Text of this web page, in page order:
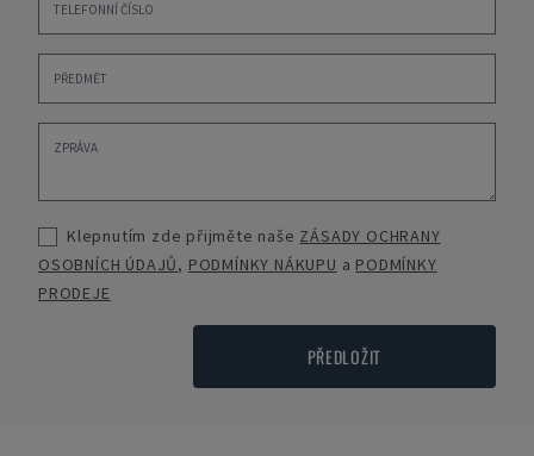
Klepnutím zde přijměte naše ZÁSADY OCHRANY
OSOBNÍCH ÚDAJŮ, PODMÍNKY NÁKUPU a PODMÍNKY
PRODEJE
PŘEDLOŽIT